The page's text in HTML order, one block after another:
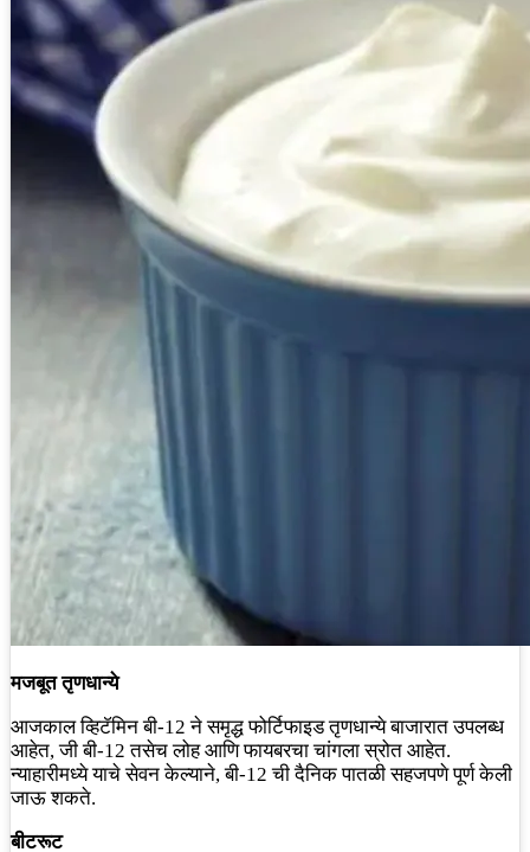
मजबूत तृणधान्ये
आजकाल व्हिटॅमिन बी-12 ने समृद्ध फोर्टिफाइड तृणधान्ये बाजारात उपलब्ध
आहेत, जी बी-12 तसेच लोह आणि फायबरचा चांगला स्रोत आहेत.
न्याहारीमध्ये याचे सेवन केल्याने, बी-12 ची दैनिक पातळी सहजपणे पूर्ण केली
जाऊ शकते.
बीटरूट